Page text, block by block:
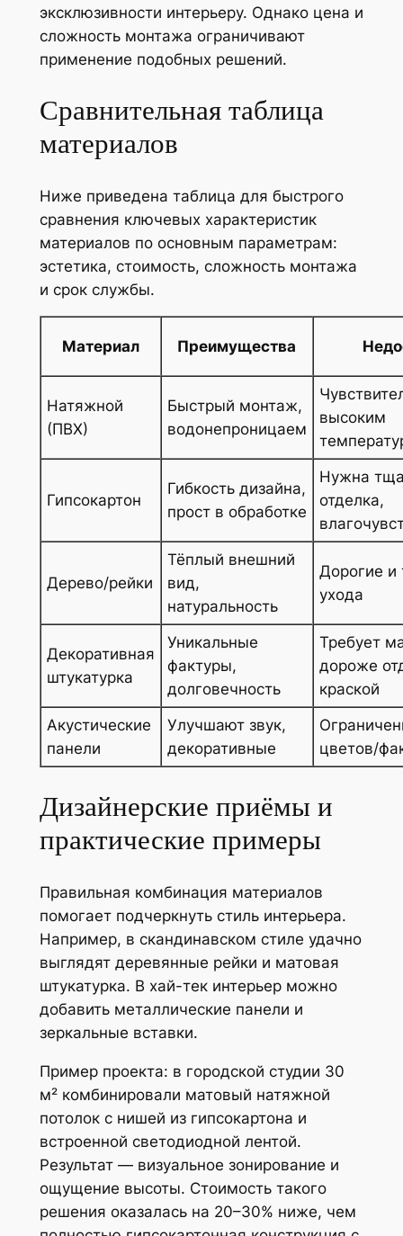
эксклюзивности интерьеру. Однако цена и
сложность монтажа ограничивают
применение подобных решений.
Сравнительная таблица
материалов
Ниже приведена таблица для быстрого
сравнения ключевых характеристик
материалов по основным параметрам:
эстетика, стоимость, сложность монтажа
и срок службы.
Материал Преимущества
Натяжной
(ПВХ)
Быстрый монтаж,
водонепроницаем
высоким
Гипсокартон
Гибкость дизайна,
прост в обработке
Нужна
отделка,
Дерево/рейки
Тёплый внешний
вид,
натуральность
Дорогие и
ухода
Декоративная
штукатурка
Уникальные
фактуры,
долговечность
Требует
дороже
краской
Акустические
панели
Улучшают звук,
декоративные
цветов/
Дизайнерские приёмы и
практические примеры
Правильная комбинация материалов
помогает подчеркнуть стиль интерьера.
Например, в скандинавском стиле удачно
выглядят деревянные рейки и матовая
штукатурка. В хай-тек интерьер можно
добавить металлические панели и
зеркальные вставки.
Пример проекта: в городской студии 30
м² комбинировали матовый натяжной
потолок с нишей из гипсокартона и
встроенной светодиодной лентой.
Результат — визуальное зонирование и
ощущение высоты. Стоимость такого
решения оказалась на 20–30% ниже, чем